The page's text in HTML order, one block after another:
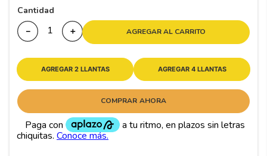
Cantidad
＋
－ AGREGAR AL CARRITO
AGREGAR 2 LLANTAS AGREGAR 4 LLANTAS
COMPRAR AHORA